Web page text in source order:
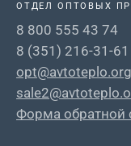
ОТДЕЛ ОПТОВЫХ
8 800 555 43 74
8 (351) 216-31-61
opt@avtoteplo.org
Форма обратной